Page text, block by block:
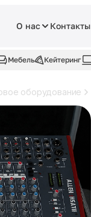
О нас Контакты
Мебель Кейтеринг
оборудование